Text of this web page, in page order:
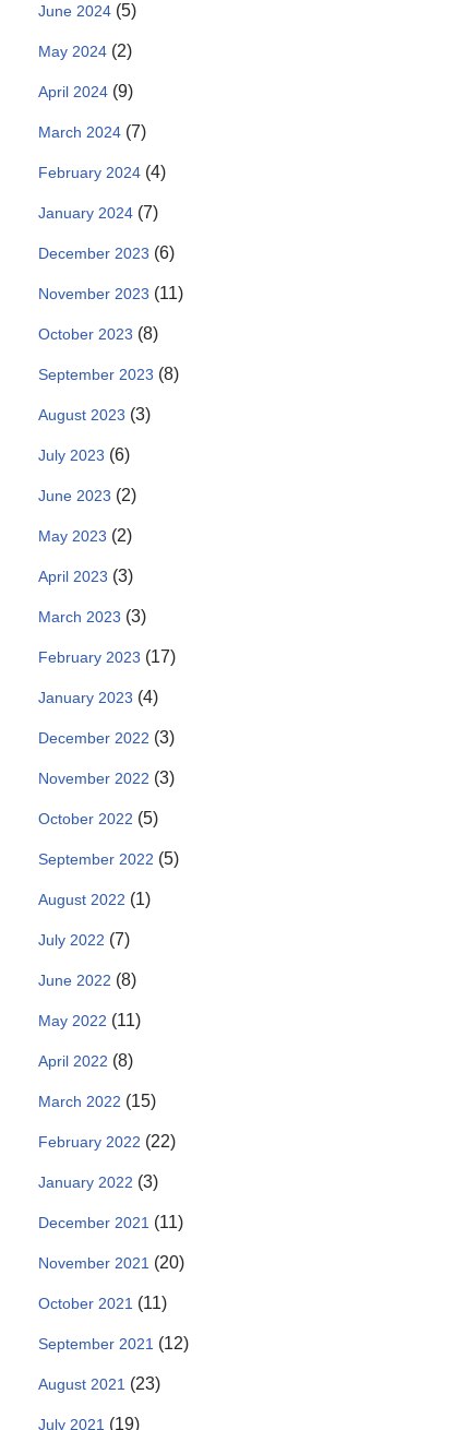
June 2024 (5)
May 2024 (2)
April 2024 (9)
March 2024 (7)
February 2024 (4)
January 2024 (7)
December 2023 (6)
November 2023 (11)
October 2023 (8)
September 2023 (8)
August 2023 (3)
July 2023 (6)
June 2023 (2)
May 2023 (2)
April 2023 (3)
March 2023 (3)
February 2023 (17)
January 2023 (4)
December 2022 (3)
November 2022 (3)
October 2022 (5)
September 2022 (5)
August 2022 (1)
July 2022 (7)
June 2022 (8)
May 2022 (11)
April 2022 (8)
March 2022 (15)
February 2022 (22)
January 2022 (3)
December 2021 (11)
November 2021 (20)
October 2021 (11)
September 2021 (12)
August 2021 (23)
July 2021 (19)